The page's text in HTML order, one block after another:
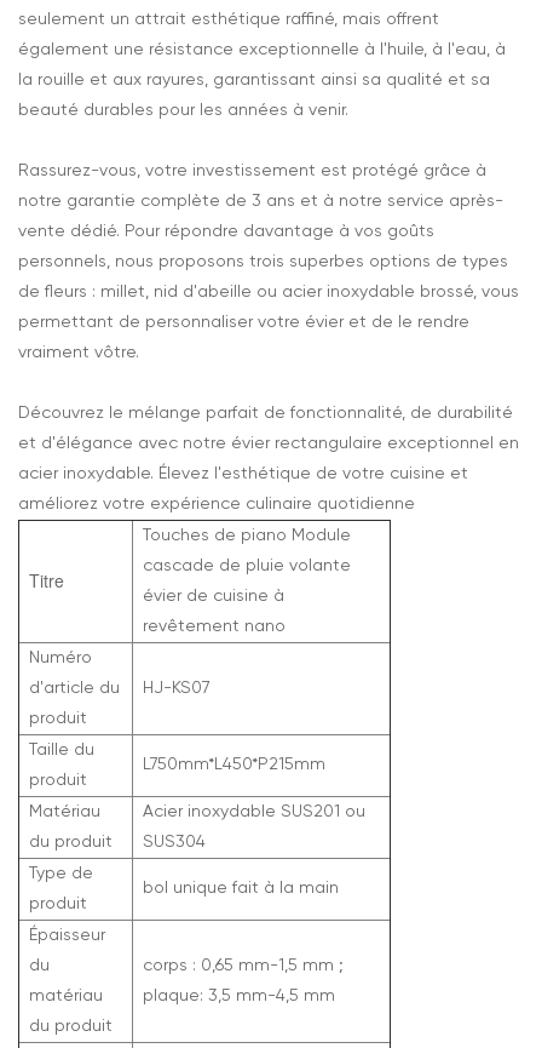
seulement un attrait esthétique raffiné, mais offrent
également une résistance exceptionnelle à l'huile, à l'eau, à
la rouille et aux rayures, garantissant ainsi sa qualité et sa
beauté durables pour les années à venir.
Rassurez-vous, votre investissement est protégé grâce à
notre garantie complète de 3 ans et à notre service après-
vente dédié. Pour répondre davantage à vos goûts
personnels, nous proposons trois superbes options de types
de fleurs : millet, nid d'abeille ou acier inoxydable brossé, vous
permettant de personnaliser votre évier et de le rendre
vraiment vôtre.
Découvrez le mélange parfait de fonctionnalité, de durabilité
et d'élégance avec notre évier rectangulaire exceptionnel en
acier inoxydable. Élevez l'esthétique de votre cuisine et
améliorez votre expérience culinaire quotidienne
Titre
Touches de piano Module
cascade de pluie volante
évier de cuisine à
revêtement nano
Numéro
d'article du
produit
HJ-KS07
Taille du
produit
L750mm*L450*P215mm
Matériau
du produit
Acier inoxydable SUS201 ou
SUS304
Type de
produit
bol unique fait à la main
Épaisseur
du
matériau
du produit
corps : 0,65 mm-1,5 mm ;
plaque: 3,5 mm-4,5 mm